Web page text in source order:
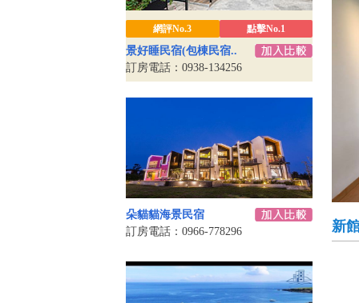
網評No.3 點擊No.1
景好睡民宿(包棟民宿..
訂房電話：0938-134256
朵貓貓海景民宿
訂房電話：0966-778296
新